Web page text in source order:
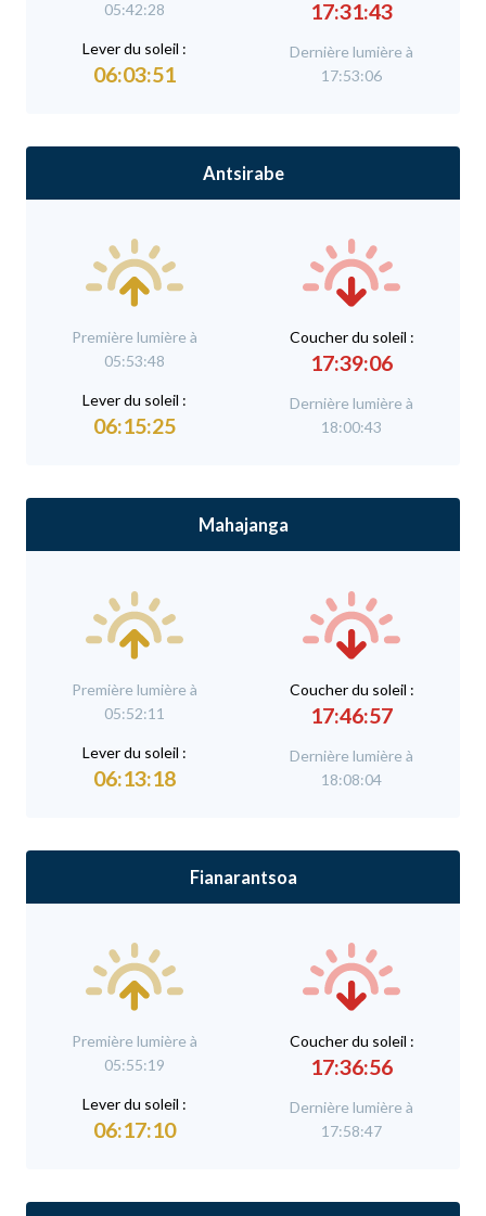
05:42:28
Lever du soleil :
06:03:51
17:31:43
Dernière lumière à
17:53:06
Antsirabe
Première lumière à
05:53:48
Lever du soleil :
06:15:25
Coucher du soleil :
17:39:06
Dernière lumière à
18:00:43
Mahajanga
Première lumière à
05:52:11
Lever du soleil :
06:13:18
Coucher du soleil :
17:46:57
Dernière lumière à
18:08:04
Fianarantsoa
Première lumière à
05:55:19
Lever du soleil :
06:17:10
Coucher du soleil :
17:36:56
Dernière lumière à
17:58:47